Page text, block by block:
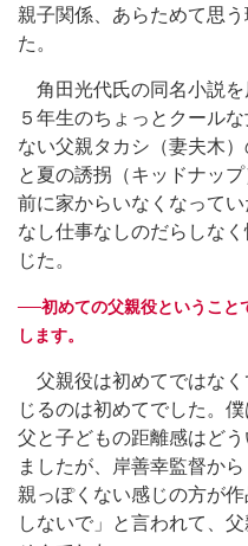
親子関係、あらためて思
た。
角田光代氏の同名小説を
５年生のちょっとクール
ない父親タカシ（妻夫木
と夏の誘拐（キッドナッ
前に家からいなくなって
なし仕事なしのだらしな
じた。
──初めての父親役ということ
します。
父親役は初めてではなく
じるのは初めてでした。
父と子どもの距離感はど
ましたが、岸善幸監督か
親っぽくない感じの方が
しないで」と言われて、